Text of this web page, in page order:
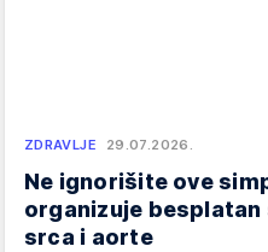
ZDRAVLJE 29.07.2026.
Ne ignorišite ove
organizuje
srca i aorte